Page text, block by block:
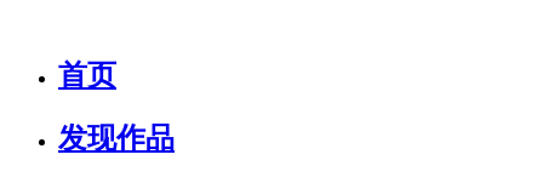
首页
发现作品